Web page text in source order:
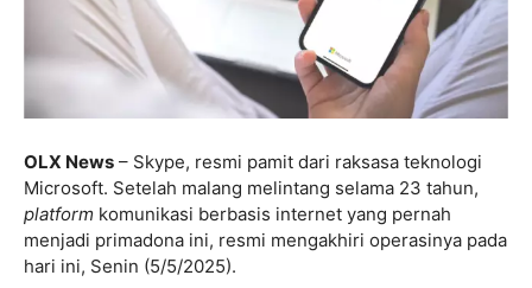
OLX News – Skype, resmi pamit dari raksasa teknologi
Microsoft. Setelah malang melintang selama 23 tahun,
platform komunikasi berbasis internet yang pernah
menjadi primadona ini, resmi mengakhiri operasinya pada
hari ini, Senin (5/5/2025).